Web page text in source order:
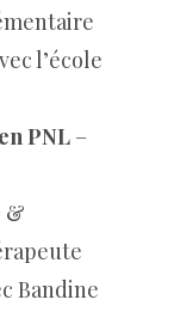
l’école
PNL –
&
Bandine